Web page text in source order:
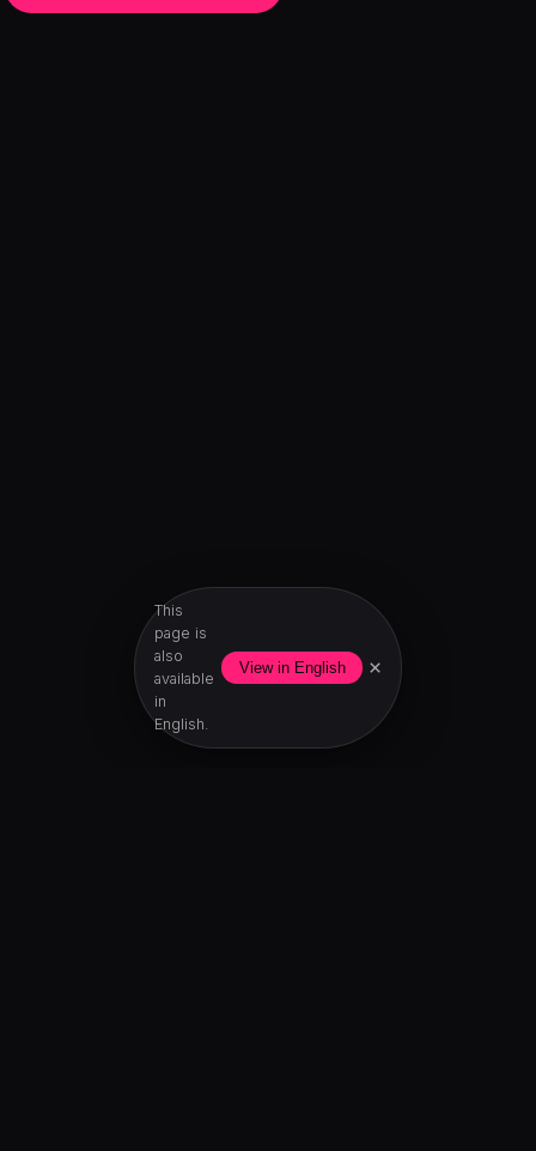
This
page is
also
available
in
English.
View in English ×